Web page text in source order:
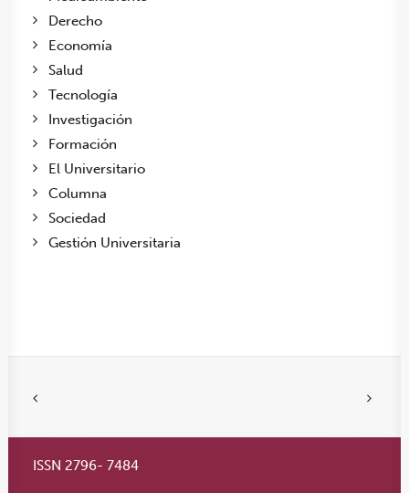
Derecho
Economía
Salud
Tecnología
Investigación
Formación
El Universitario
Columna
Sociedad
Gestión Universitaria
ISSN 2796- 7484